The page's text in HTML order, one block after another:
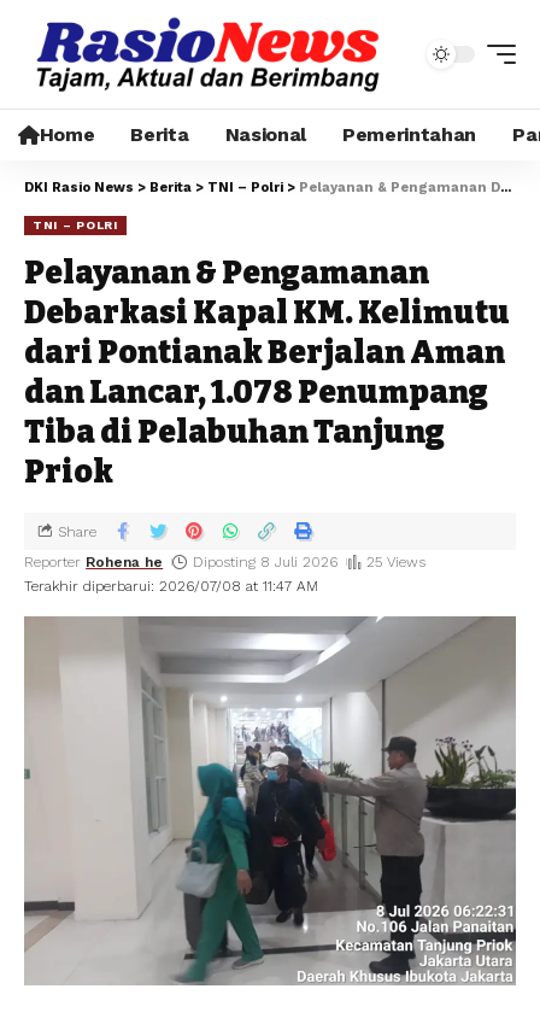
Home Berita Nasional Pemerintahan
DKI Rasio News > Berita > TNI – Polri > Pelayanan & Pengamanan Debarkasi Kapal KM. Kelimutu dari Pontianak Berjalan Aman dan Lancar, 1.078 Penumpang Tiba di Pelabuhan Tanjung Priok
TNI – POLRI
Pelayanan & Pengamanan
Debarkasi Kapal KM. Kelimutu
dari Pontianak Berjalan Aman
dan Lancar, 1.078 Penumpang
Tiba di Pelabuhan Tanjung
Priok
Terakhir diperbarui: 2026/07/08 at 11:47 AM
Reporter Rohena he Diposting 8 Juli 2026 25 Views
Share